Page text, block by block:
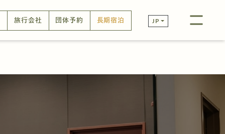
旅行会社 団体予約 長期宿泊 JP